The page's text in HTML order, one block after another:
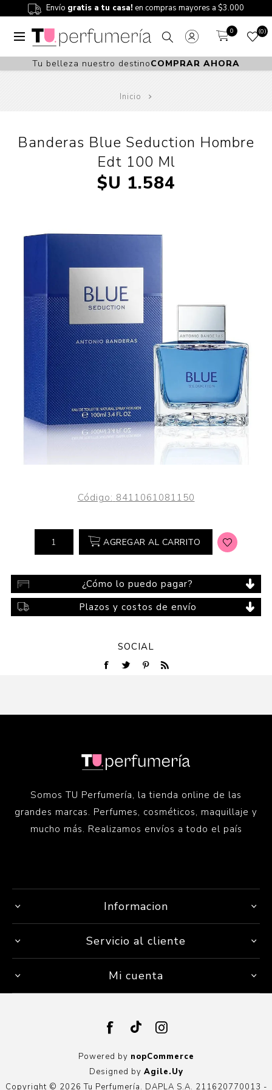
Envío gratis a tu casa! en compras mayores a $3.000
0 0
Tu belleza nuestro destinoCOMPRAR AHORA
Inicio
Banderas Blue Seduction Hombre
Edt 100 Ml
$U 1.584
Código: 8411061081150
AGREGAR AL CARRITO
¿Cómo lo puedo pagar?
Plazos y costos de envío
SOCIAL
Somos TU Perfumería, la tienda online de las
grandes marcas. Perfumes, cosméticos, maquillaje y
mucho más. Realizamos envíos a todo el país
Informacion
Servicio al cliente
Mi cuenta
Powered by nopCommerce
Designed by Agile.Uy
Copyright © 2026 Tu Perfumería. DAPLA S.A. 211620770013 -